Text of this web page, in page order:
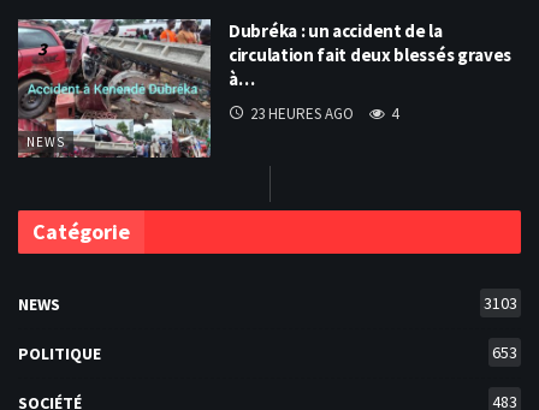
NEWS
Dubréka : un accident de la
circulation fait deux blessés graves
à…
23 HEURES AGO 4
Catégorie
NEWS 3103
POLITIQUE 653
SOCIÉTÉ 483